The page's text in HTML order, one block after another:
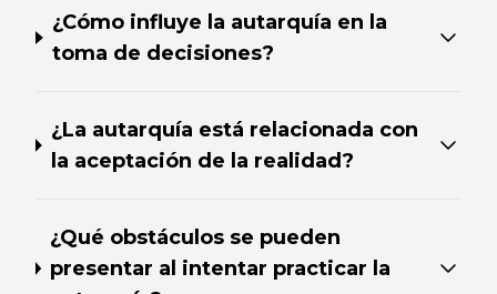
¿Cómo influye la autarquía en la
toma de decisiones?
¿La autarquía está relacionada con
la aceptación de la realidad?
¿Qué obstáculos se pueden
presentar al intentar practicar la